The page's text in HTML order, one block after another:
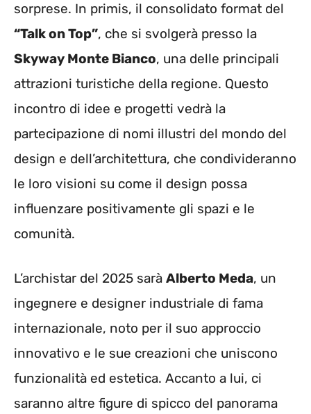
sorprese. In primis, il consolidato format del
“Talk on Top”, che si svolgerà presso la
Skyway Monte Bianco, una delle principali
attrazioni turistiche della regione. Questo
incontro di idee e progetti vedrà la
partecipazione di nomi illustri del mondo del
design e dell’architettura, che condivideranno
le loro visioni su come il design possa
influenzare positivamente gli spazi e le
comunità.
L’archistar del 2025 sarà Alberto Meda, un
ingegnere e designer industriale di fama
internazionale, noto per il suo approccio
innovativo e le sue creazioni che uniscono
funzionalità ed estetica. Accanto a lui, ci
saranno altre figure di spicco del panorama